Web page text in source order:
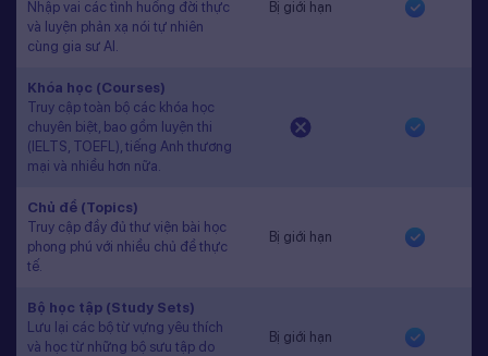
Nhập vai các tình huống đời thực
và luyện phản xạ nói tự nhiên
cùng gia sư AI.
Bị giới hạn
Khóa học (Courses)
Truy cập toàn bộ các khóa học
chuyên biệt, bao gồm luyện thi
(IELTS, TOEFL), tiếng Anh thương
mại và nhiều hơn nữa.
Chủ đề (Topics)
Truy cập đầy đủ thư viện bài học
phong phú với nhiều chủ đề thực
tế.
Bị giới hạn
Bộ học tập (Study Sets)
Lưu lại các bộ từ vựng yêu thích
và học từ những bộ sưu tập do
Bị giới hạn